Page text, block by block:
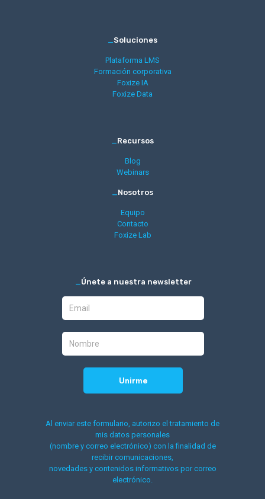
_Soluciones
Plataforma LMS
Formación corporativa
Foxize IA
Foxize Data
_Recursos
Blog
Webinars
_Nosotros
Equipo
Contacto
Foxize Lab
_Únete a nuestra newsletter
Al enviar este formulario, autorizo el tratamiento de
mis datos personales
(nombre y correo electrónico) con la finalidad de
recibir comunicaciones,
novedades y contenidos informativos por correo
electrónico.